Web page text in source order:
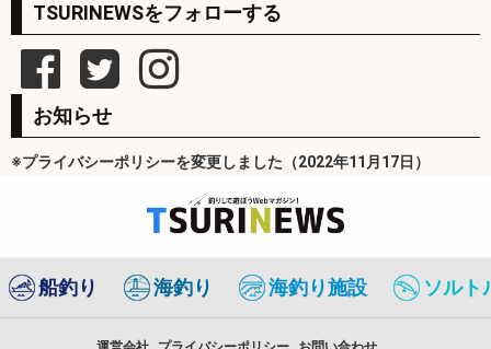
TSURINEWSをフォローする
お知らせ
※プライバシーポリシーを変更しました（2022年11月17日）
船釣り 海釣り 海釣り施設 ソルト